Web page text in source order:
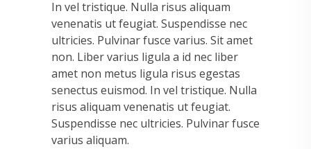
In vel tristique. Nulla risus aliquam
venenatis ut feugiat. Suspendisse nec
ultricies. Pulvinar fusce varius. Sit amet
non. Liber varius ligula a id nec liber
amet non metus ligula risus egestas
senectus euismod. In vel tristique. Nulla
risus aliquam venenatis ut feugiat.
Suspendisse nec ultricies. Pulvinar fusce
varius aliquam.